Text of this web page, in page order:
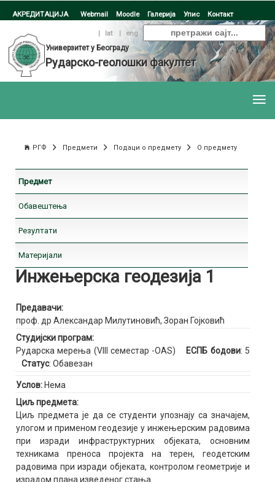
АКРЕДИТАЦИЈА Webmail Moodle Галерија Упис Контакт
| lat |
eng
Универзитет у Београду
Рударско-геолошки факултет
РГФ Предмети Подаци о предмету О предмету
Предмет
Обавештења
Резултати
Материјали
Инжењерска геодезија 1
Предавачи:
проф. др Александар Милутиновић, Зоран Гојковић
Студијски програм:
Рударска мерења (VIII семестар -OAS)
ЕСПБ бодови: 5
Статус: Обавезан
Услов: Нема
Циљ предмета:
Циљ предмета је да се студенти упознају са значајем,
улогом и применом геодезије у инжењерским радовима
при изради инфраструктурних објеката, основним
техникама преноса пројекта на терен, геодетским
радовима при изради објеката, контролом геометрије и
израдом плана изведеног стања.